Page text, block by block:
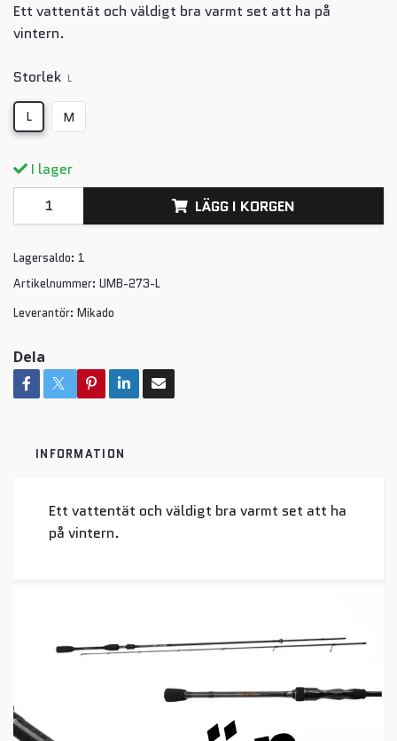
Ett vattentät och väldigt bra varmt set att ha på
vintern.
Storlek L
L M
I lager
LÄGG I KORGEN
Lagersaldo: 1
Artikelnummer: UMB-273-L
Leverantör: Mikado
Dela
INFORMATION
Ett vattentät och väldigt bra varmt set att ha
på vintern.